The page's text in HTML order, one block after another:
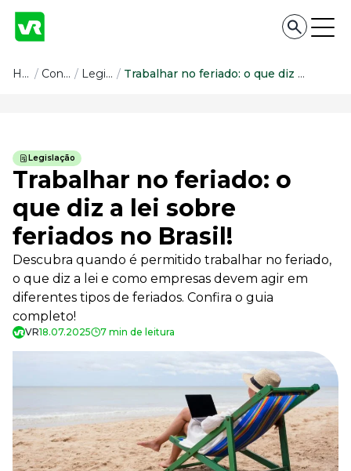
Conteúdo
Todas as categorias
Confira nossos conteúdos
Empreendedorismo
Impulsione o seu negócio
Legislação
Fique por dentro da lei
Pessoas e Cultura
Aprimore a cultura organizacional
Educação Financeira
Saiba como gerenciar o seu dinheiro
Tudo para facilitar a rotina
Cursos
Cursos
Home / Conteúdo / Legislação / Trabalhar no feriado: o que diz a lei sobre feriados no Brasil!
Legislação
Trabalhar no feriado: o
que diz a lei sobre
feriados no Brasil!
Descubra quando é permitido trabalhar no feriado,
o que diz a lei e como empresas devem agir em
diferentes tipos de feriados. Confira o guia
completo!
VR18.07.2025 7 min de leitura